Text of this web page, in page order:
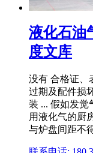
液化石油
度文库
没有 合格证、
过期及配件损
装 ... 假如发觉
用液化气的厨
与炉盘间距不